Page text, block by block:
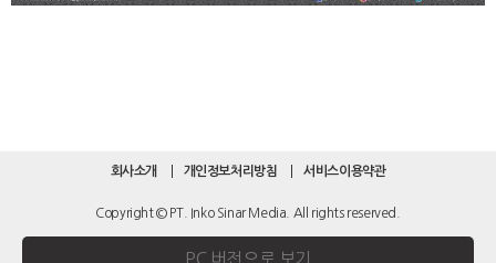
회사소개 개인정보처리방침 서비스이용약관
Copyright © PT. Inko Sinar Media. All rights reserved.
PC 버전으로 보기